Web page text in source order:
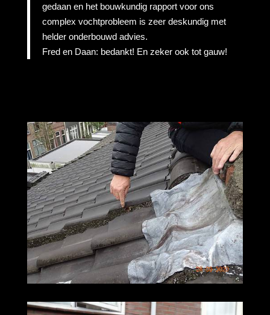
gedaan en het bouwkundig rapport voor ons
complex vochtprobleem is zeer deskundig met
helder onderbouwd advies.
Fred en Daan: bedankt! En zeker ook tot gauw!